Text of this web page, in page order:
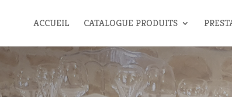
ACCUEIL CATALOGUE PRODUITS